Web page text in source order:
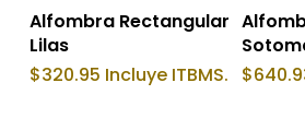
Añadir Al Carrito
Alfombra Rectangular
Lilas
$320.95 Incluye ITBMS.
$